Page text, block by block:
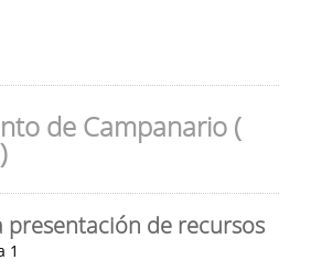
de Campanario (
presentación de recursos
1